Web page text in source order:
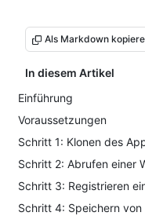
Als Markdown
In diesem Artikel
Einführung
Voraussetzungen
Schritt 1: Klonen des
Schritt 2: Abrufen einer
Schritt 3: Registrieren
Schritt 4: Speichern